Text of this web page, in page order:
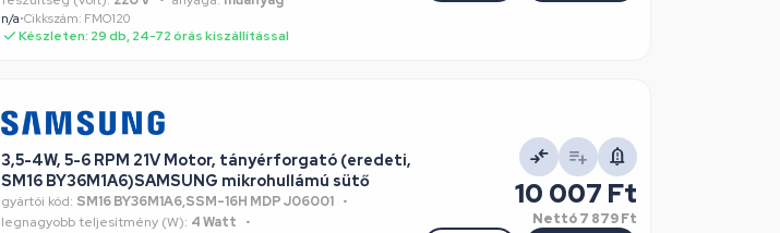
n/a•Cikkszám: FMO120
Készleten: 29 db, 24-72 órás kiszállítással
3,5-4W, 5-6 RPM 21V Motor, tányérforgató (eredeti,
SM16 BY36M1A6)SAMSUNG mikrohullámú sütő
gyártói kód: SM16 BY36M1A6,SSM-16H MDP J06001
legnagyobb teljesítmény (W): 4 Watt
10 007 Ft
Nettó7 879 Ft